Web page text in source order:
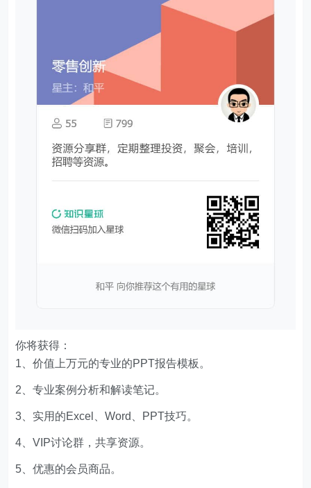
你将获得：
1、价值上万元的专业的PPT报告模板。
2、专业案例分析和解读笔记。
3、实用的Excel、Word、PPT技巧。
4、VIP讨论群，共享资源。
5、优惠的会员商品。